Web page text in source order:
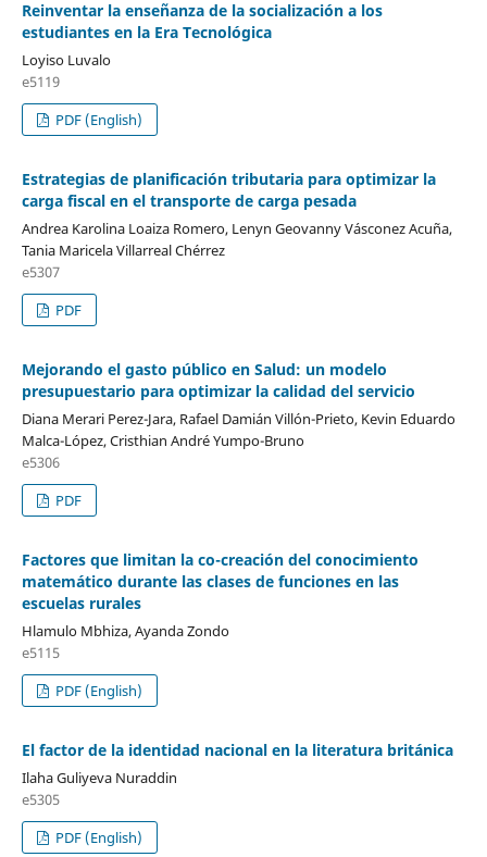
Reinventar la enseñanza de la socialización a los
estudiantes en la Era Tecnológica
Loyiso Luvalo
e5119
PDF (English)
Estrategias de planificación tributaria para optimizar la
carga fiscal en el transporte de carga pesada
Andrea Karolina Loaiza Romero, Lenyn Geovanny Vásconez Acuña,
Tania Maricela Villarreal Chérrez
e5307
PDF
Mejorando el gasto público en Salud: un modelo
presupuestario para optimizar la calidad del servicio
Diana Merari Perez-Jara, Rafael Damián Villón-Prieto, Kevin Eduardo
Malca-López, Cristhian André Yumpo-Bruno
e5306
PDF
Factores que limitan la co-creación del conocimiento
matemático durante las clases de funciones en las
escuelas rurales
Hlamulo Mbhiza, Ayanda Zondo
e5115
PDF (English)
El factor de la identidad nacional en la literatura británica
Ilaha Guliyeva Nuraddin
e5305
PDF (English)